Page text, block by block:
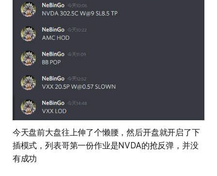
今天盘前大盘往上伸了个懒腰，然后开盘就开启了下
插模式，列表哥第一份作业是NVDA的抢反弹，并没
有成功